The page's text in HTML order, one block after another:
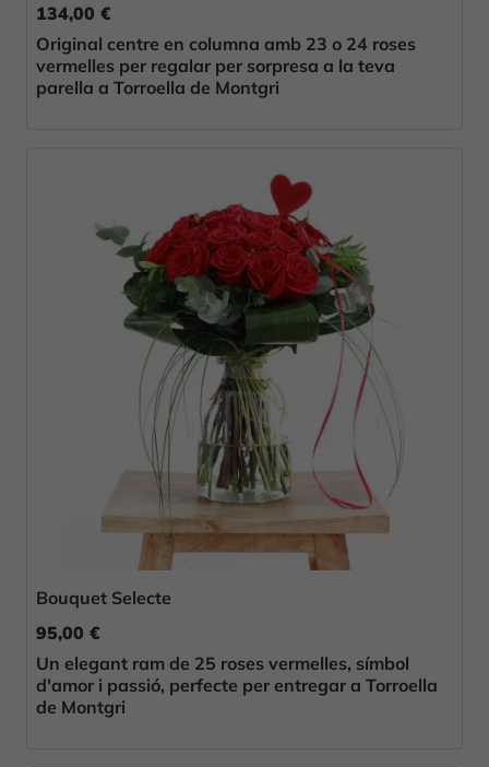
134,00 €
Original centre en columna amb 23 o 24 roses
vermelles per regalar per sorpresa a la teva
parella a Torroella de Montgri
Bouquet Selecte
95,00 €
Un elegant ram de 25 roses vermelles, símbol
d'amor i passió, perfecte per entregar a Torroella
de Montgri